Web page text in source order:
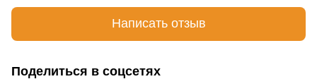
Написать отзыв
Поделиться в соцсетях